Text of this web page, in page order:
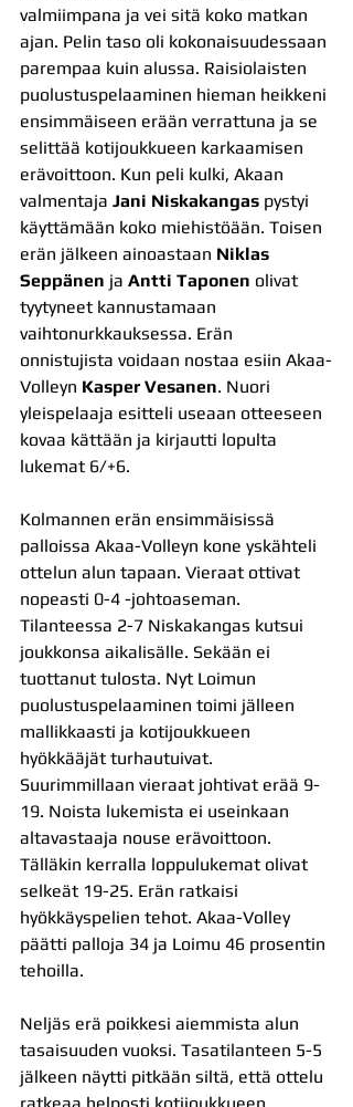
valmiimpana ja vei sitä koko matkan
ajan. Pelin taso oli kokonaisuudessaan
parempaa kuin alussa. Raisiolaisten
puolustuspelaaminen hieman heikkeni
ensimmäiseen erään verrattuna ja se
selittää kotijoukkueen karkaamisen
erävoittoon. Kun peli kulki, Akaan
valmentaja Jani Niskakangas pystyi
käyttämään koko miehistöään. Toisen
erän jälkeen ainoastaan Niklas
Seppänen ja Antti Taponen olivat
tyytyneet kannustamaan
vaihtonurkkauksessa. Erän
onnistujista voidaan nostaa esiin Akaa-
Volleyn Kasper Vesanen. Nuori
yleispelaaja esitteli useaan otteeseen
kovaa kättään ja kirjautti lopulta
lukemat 6/+6.
Kolmannen erän ensimmäisissä
palloissa Akaa-Volleyn kone yskähteli
ottelun alun tapaan. Vieraat ottivat
nopeasti 0-4 -johtoaseman.
Tilanteessa 2-7 Niskakangas kutsui
joukkonsa aikalisälle. Sekään ei
tuottanut tulosta. Nyt Loimun
puolustuspelaaminen toimi jälleen
mallikkaasti ja kotijoukkueen
hyökkääjät turhautuivat.
Suurimmillaan vieraat johtivat erää 9-
19. Noista lukemista ei useinkaan
altavastaaja nouse erävoittoon.
Tälläkin kerralla loppulukemat olivat
selkeät 19-25. Erän ratkaisi
hyökkäyspelien tehot. Akaa-Volley
päätti palloja 34 ja Loimu 46 prosentin
tehoilla.
Neljäs erä poikkesi aiemmista alun
tasaisuuden vuoksi. Tasatilanteen 5-5
jälkeen näytti pitkään siltä, että ottelu